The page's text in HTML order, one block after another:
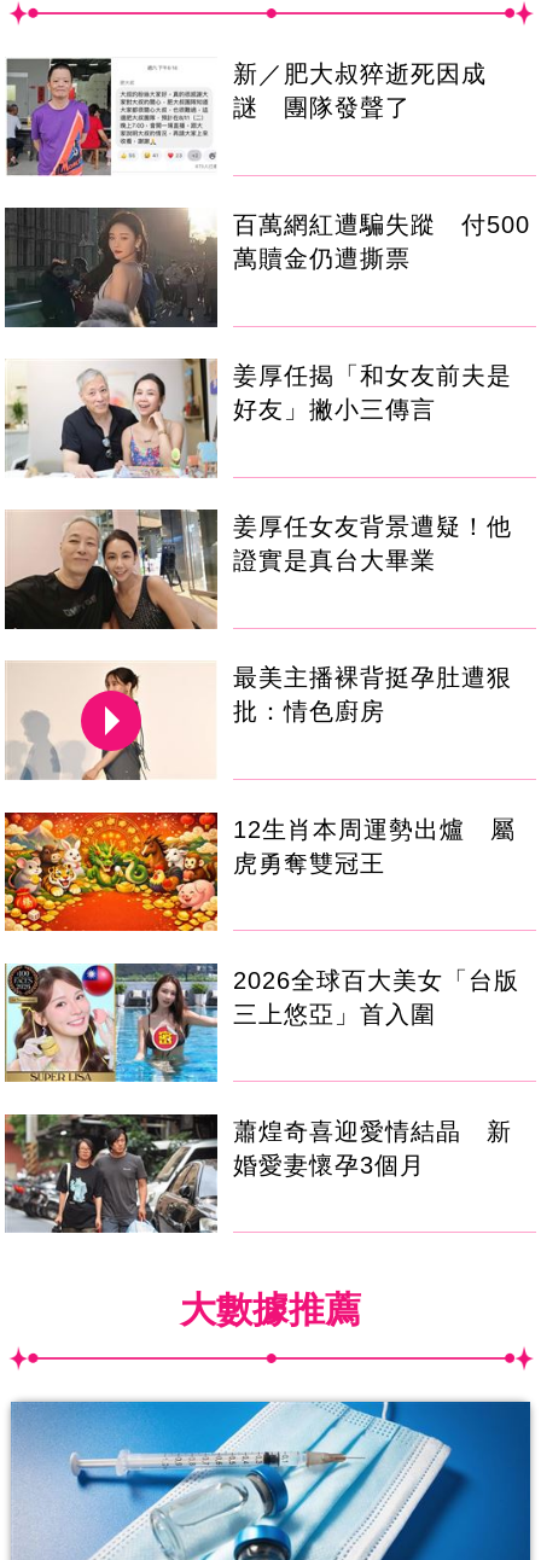
新／肥大叔猝逝死因成
謎 團隊發聲了
百萬網紅遭騙失蹤 付500
萬贖金仍遭撕票
姜厚任揭「和女友前夫是
好友」撇小三傳言
姜厚任女友背景遭疑！他
證實是真台大畢業
最美主播裸背挺孕肚遭狠
批：情色廚房
12生肖本周運勢出爐 屬
虎勇奪雙冠王
2026全球百大美女「台版
三上悠亞」首入圍
蕭煌奇喜迎愛情結晶 新
婚愛妻懷孕3個月
大數據推薦